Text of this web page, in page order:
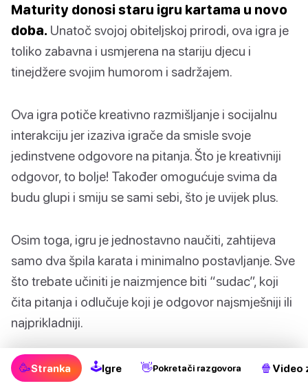
Maturity donosi staru igru kartama u novo
doba. Unatoč svojoj obiteljskoj prirodi, ova igra je
toliko zabavna i usmjerena na stariju djecu i
tinejdžere svojim humorom i sadržajem.
Ova igra potiče kreativno razmišljanje i socijalnu
interakciju jer izaziva igrače da smisle svoje
jedinstvene odgovore na pitanja. Što je kreativniji
odgovor, to bolje! Također omogućuje svima da
budu glupi i smiju se sami sebi, što je uvijek plus.
Osim toga, igru je jednostavno naučiti, zahtijeva
samo dva špila karata i minimalno postavljanje. Sve
što trebate učiniti je naizmjence biti “sudac”, koji
čita pitanja i odlučuje koji je odgovor najsmješniji ili
najprikladniji.
Međutim, ova igra sadrži mnogo referenci
🥳Stranka 🕹Igre 👋Pokretači razgovora 🍿 Video